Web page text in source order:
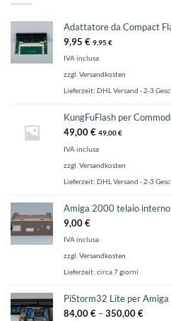
Adattatore da Compact
9,95 € 9,95€
IVA inclusa
zzgl. Versandkosten
Lieferzeit: DHL Versand - 2-3
KungFuFlash per
49,00€ 49,00€
IVA inclusa
zzgl. Versandkosten
Lieferzeit: DHL Versand - 2-3
Amiga 2000 telaio
9,00€
IVA inclusa
zzgl. Versandkosten
Lieferzeit: circa 7 giorni
PiStorm32 Lite per
84,00€ –350,00€